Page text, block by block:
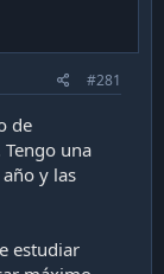
#281
de
una
y las
estudiar